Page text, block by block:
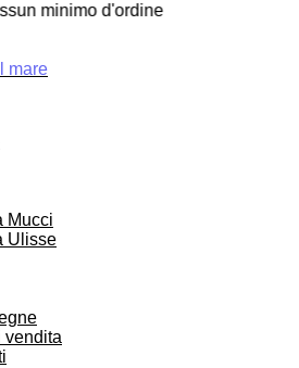
minimo d'ordine
mare
Mucci
Ulisse
vendita